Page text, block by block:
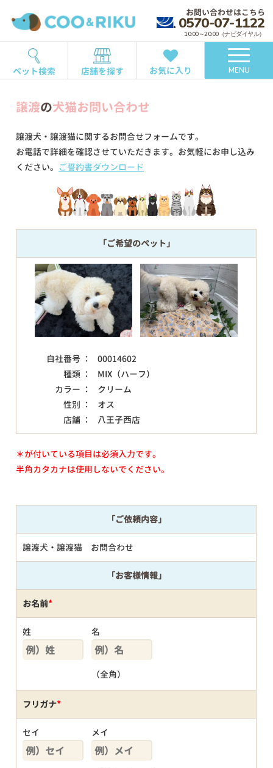
お問い合わせはこちら
0570-07-1122
10:00～20:00（ナビダイヤル）
ペット検索 店舗を探す お気に入り MENU
譲渡の犬猫お問い合わせ
譲渡犬・譲渡猫に関するお問合せフォームです。
お電話で詳細を確認させていただきます。お気軽にお申し込み
ください。 ご誓約書ダウンロード
「ご希望のペット」
自社番号 ：
00014602
種類 ：
MIX（ハーフ）
カラー ：
クリーム
性別 ：
オス
店舗 ：
八王子西店
＊が付いている項目は必須入力です。
半角カタカナは使用しないでください。
「ご依頼内容」
譲渡犬・譲渡猫 お問合わせ
「お客様情報」
お名前*
姓 名
（全角）
フリガナ*
セイ メイ